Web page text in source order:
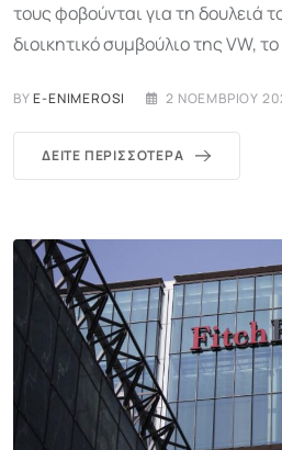
τους φοβούνται για τη δουλειά
διοικητικό συμβούλιο της VW,
BYE-ENIMEROSI 2 ΝΟΕΜΒΡΊΟΥ
ΔΕΊΤΕ ΠΕΡΙΣΣΌΤΕΡΑ